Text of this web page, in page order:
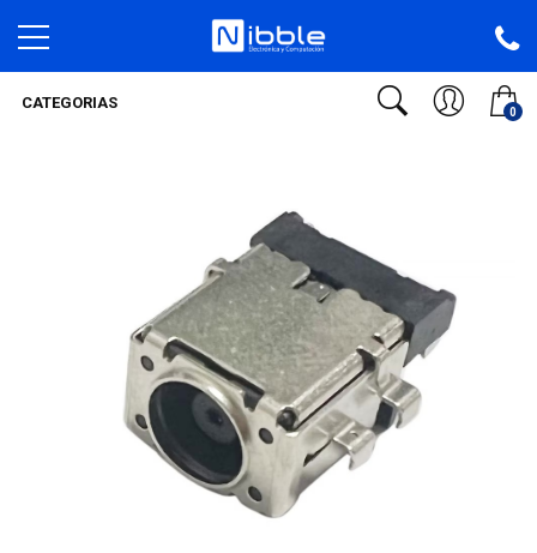
0
CATEGORIAS